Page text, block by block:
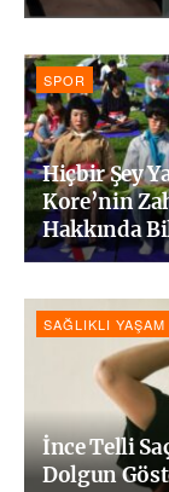
SPOR
Hiçbir Şey
Kore’nin
Hakkında
SAĞLIKLI YAŞAM
İnce Telli
Dolgun